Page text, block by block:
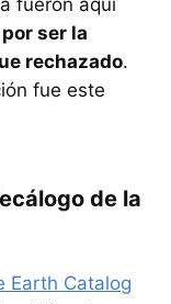
fueron aquí
ser la
rechazado.
fue este
de la
Earth Catalog